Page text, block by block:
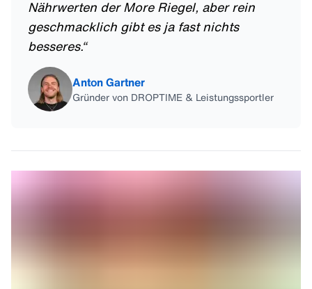
Nährwerten der More Riegel, aber rein
geschmacklich gibt es ja fast nichts
besseres. “
Anton Gartner
Gründer von DROPTIME & Leistungssportler